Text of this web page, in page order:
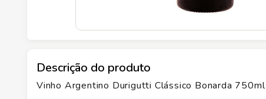
Descrição do produto
Vinho Argentino Durigutti Clássico Bonarda 750ml